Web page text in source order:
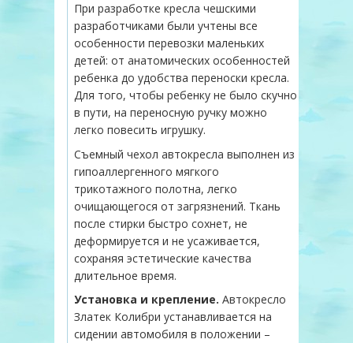
При разработке кресла чешскими
разработчиками были учтены все
особенности перевозки маленьких
детей: от анатомических особенностей
ребенка до удобства переноски кресла.
Для того, чтобы ребенку не было скучно
в пути, на переносную ручку можно
легко повесить игрушку.
Съемный чехол автокресла выполнен из
гипоаллергенного мягкого
трикотажного полотна, легко
очищающегося от загрязнений. Ткань
после стирки быстро сохнет, не
деформируется и не усаживается,
сохраняя эстетические качества
длительное время.
Установка и крепление. Автокресло
Златек Колибри устанавливается на
сидении автомобиля в положении –